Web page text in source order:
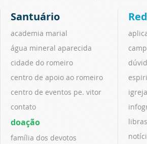
Santuário
academia marial
água mineral aparecida
cidade do romeiro
centro de apoio ao romeiro
centro de eventos pe. vitor
contato
doação
família dos devotos
igreja
libras